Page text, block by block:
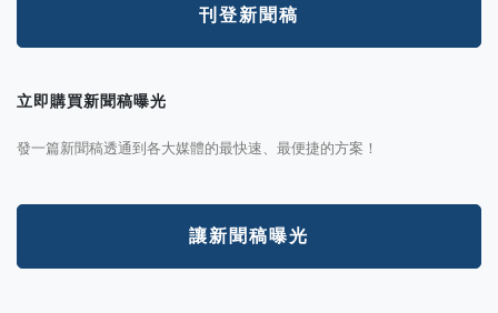
刊登新聞稿
立即購買新聞稿曝光
發一篇新聞稿透通到各大媒體的最快速、最便捷的方案！
讓新聞稿曝光